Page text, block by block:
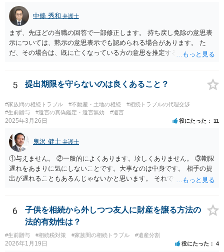
中條 秀和 弁護士
まず、先ほどの当職の回答で一部修正します。 持ち戻し免除の意思表
示については、黙示の意思表示でも認められる場合があります。 た
だ、その場合は、既に亡くなっている方の意思を推定することになり
持ち戻し免除の意思表示は書面で明確にしておいていただくべきとい
う結論は変わりません。 誤解を与えるような回答でした。失礼しまし
た。 文言については、「〇〇に対する生前贈与による特別受益の持ち
戻しをすべて免除する」というのがオーソドックスなものですが、ご
心配ならば、弁護士のところに行って、特別受益となりそうな贈与に
ついて説明した上で、適切な文言についてご相談してみてはいかがで
しょうか。
5 提出期限を守らないのは良くあること？
#家族間の相続トラブル #不動産・土地の相続
#相続トラブルの代理交渉
#生前贈与
#遺言の真偽鑑定・遺言無効 #遺言
2025年3月26日 役にたった 11
鬼沢 健士 弁護士
①与えません。 ②一般的によくあります。珍しくありません。 ③期限
遅れをあまりに気にしないことです。大事なのは中身です。 相手の提
出が遅れることもあるんじゃないかと思います。 それでもあなた有利
6
子供を相続から外しつつ友人に財産を譲る方法の
法的有効性は？
#生前贈与 #相続税対策 #家族間の相続トラブル #遺産分割
2026年1月19日 役にたった 4